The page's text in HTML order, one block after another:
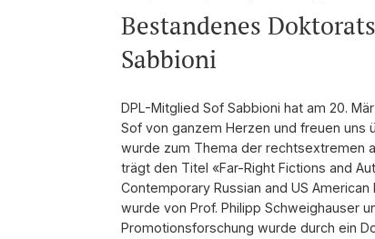
Dokumente & Merkblätter Kontakt
Bestandenes
Sabbioni
DPL-Mitglied Sof Sabbioni hat am 20.
Sof von ganzem Herzen und freuen
wurde zum Thema der rechtsextremen
trägt den Titel «Far-Right Fictions and
Contemporary Russian and US
wurde von Prof. Philipp Schweighauser
Promotionsforschung wurde durch ein